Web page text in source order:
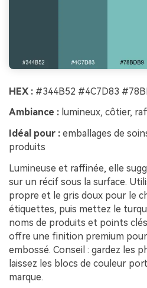
HEX : #344B52 #4C7D83
Ambiance : lumineux, côtier,
Idéal pour : emballages de
produits
Lumineuse et raffinée, elle
sur un récif sous la surface.
propre et le gris doux pour le
étiquettes, puis mettez le
noms de produits et points
offre une finition premium
embossé. Conseil : gardez les
laissez les blocs de couleur
marque.